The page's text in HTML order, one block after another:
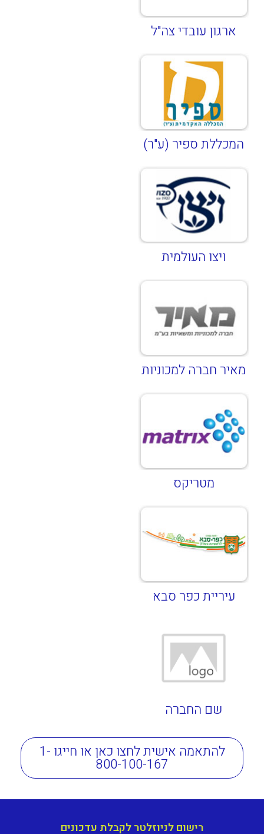
ארגון עובדי צה"ל
המכללת ספיר (ע"ר)
ויצו העולמית
מאיר חברה למכוניות
מטריקס
עיריית כפר סבא
שם החברה
להתאמה אישית לחצו כאן או חייגו 1-
800-100-167
רישום לניוזלטר לקבלת עדכונים